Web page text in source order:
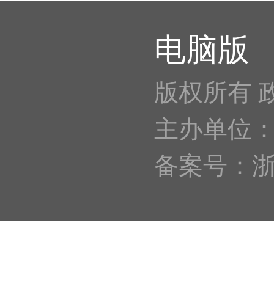
电脑版
版权所有
主办单位
备案号：